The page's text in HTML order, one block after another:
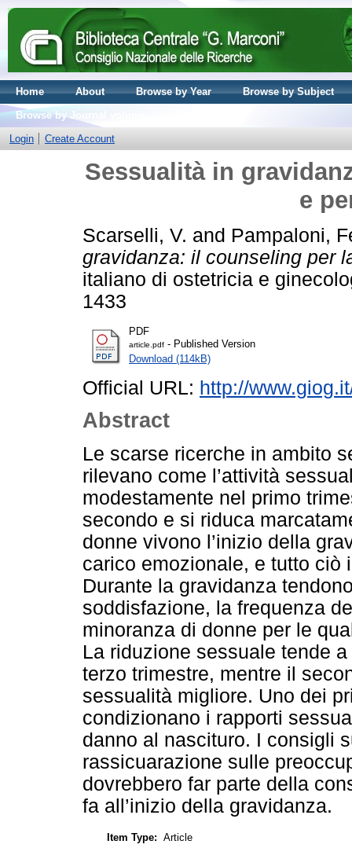
Home About Browse by Year
Browse by Subject
Browse by Journal volume
Login
Create Account
Sessualità in
e
Scarselli, V. and Pampaloni,
gravidanza: il counseling per
italiano di ostetricia e
1433
PDF
article.pdf - Published Version
Download (114kB)
Official URL: http://
Abstract
Le scarse ricerche in ambito
rilevano come l’attività
modestamente nel primo
secondo e si riduca
donne vivono l’inizio della
carico emozionale, e tutto ciò
Durante la gravidanza
soddisfazione, la frequenza
minoranza di donne per le
La riduzione sessuale tende
terzo trimestre, mentre il
sessualità migliore. Uno dei
condizionano i rapporti
danno al nascituro. I consigli
rassicuarazione sulle
dovrebbero far parte della
fa all’inizio della gravidanza.
Item Type: Article